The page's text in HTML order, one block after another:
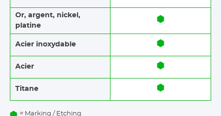
Or, argent, nickel,
platine
Acier inoxydable
Acier
Titane
= Marking / Etching